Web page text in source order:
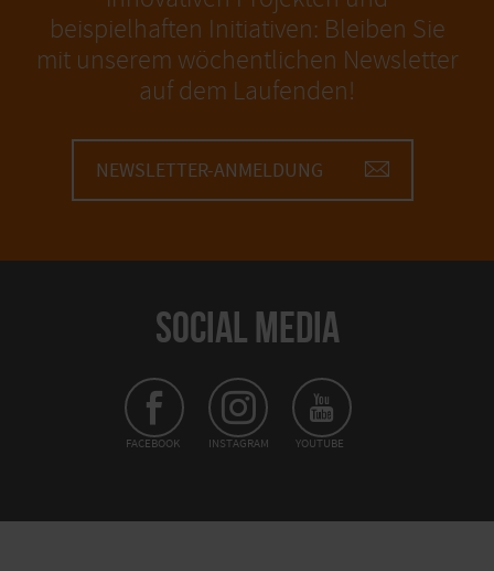
beispielhaften Initiativen: Bleiben Sie
mit unserem wöchentlichen Newsletter
auf dem Laufenden!
NEWSLETTER-ANMELDUNG
SOCIAL MEDIA
FACEBOOK INSTAGRAM YOUTUBE